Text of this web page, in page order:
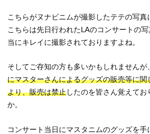
こちらがヌナビニムが撮影したテテの写真
こちらは先日行われたLAのコンサートの
当にキレイに撮影されておりますよね。
そしてご存知の方も多いかもしれませんが
にマスターさんによるグッズの販売等に関
より、販売は禁止したのを皆さん覚えてお
か。
コンサート当日にマスタニムのグッズを手